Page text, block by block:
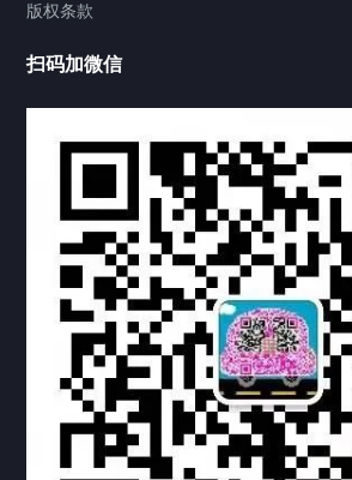
热门标签 TAG
机构链接
联系方式 关于我们
下载与支持
资料下载 视频中心
常见问题
购买流程 版权条款
版权条款
扫码加微信